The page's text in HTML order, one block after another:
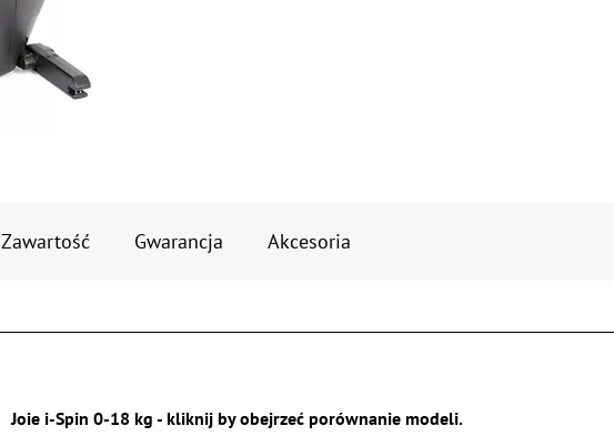
Zawartość Gwarancja Akcesoria
Joie i-Spin 0-18 kg - kliknij by obejrzeć porównanie modeli.